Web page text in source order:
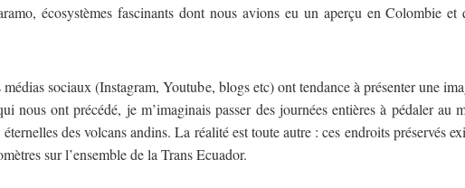
écosystèmes fascinants dont nous avions eu un aperçu en Colombie et
sociaux (Instagram, Youtube, blogs etc) ont tendance à présenter une
nous ont précédé, je m’imaginais passer des journées entières à pédaler au
des volcans andins. La réalité est toute autre : ces endroits préservés
sur l’ensemble de la Trans Ecuador.